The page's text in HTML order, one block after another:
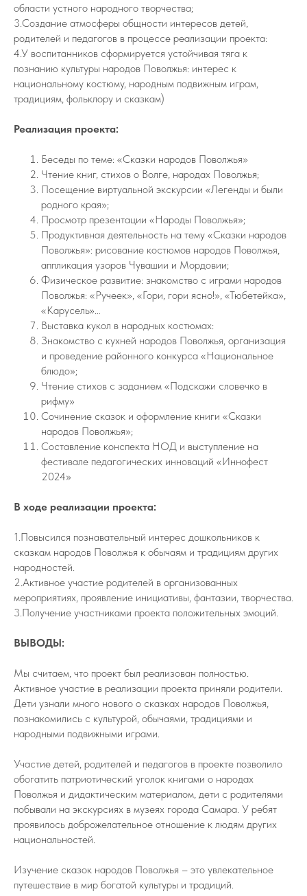
области устного народного творчества;
3.Создание атмосферы общности интересов детей,
родителей и педагогов в процессе реализации проекта:
4.У воспитанников сформируется устойчивая тяга к
познанию культуры народов Поволжья: интерес к
национальному костюму, народным подвижным играм,
традициям, фольклору и сказкам)
Реализация проекта:
Беседы по теме: «Сказки народов Поволжья»
Чтение книг, стихов о Волге, народах Поволжья;
Посещение виртуальной экскурсии «Легенды и были
родного края»;
Просмотр презентации «Народы Поволжья»;
Продуктивная деятельность на тему «Сказки народов
Поволжья»: рисование костюмов народов Поволжья,
аппликация узоров Чувашии и Мордовии;
Физическое развитие: знакомство с играми народов
Поволжья: «Ручеек», «Гори, гори ясно!», «Тюбетейка»,
«Карусель»…
Выставка кукол в народных костюмах:
Знакомство с кухней народов Поволжья, организация
и проведение районного конкурса «Национальное
блюдо»;
Чтение стихов с заданием «Подскажи словечко в
рифму»
Сочинение сказок и оформление книги «Сказки
народов Поволжья»;
Составление конспекта НОД и выступление на
фестивале педагогических инноваций «Иннофест
2024»
В ходе реализации проекта:
1.Повысился познавательный интерес дошкольников к
сказкам народов Поволжья к обычаям и традициям других
народностей.
2.Активное участие родителей в организованных
мероприятиях, проявление инициативы, фантазии, творчества.
3.Получение участниками проекта положительных эмоций.
ВЫВОДЫ:
Мы считаем, что проект был реализован полностью.
Активное участие в реализации проекта приняли родители.
Дети узнали много нового о сказках народов Поволжья,
познакомились с культурой, обычаями, традициями и
народными подвижными играми.
Участие детей, родителей и педагогов в проекте позволило
обогатить патриотический уголок книгами о народах
Поволжья и дидактическим материалом, дети с родителями
побывали на экскурсиях в музеях города Самара. У ребят
проявилось доброжелательное отношение к людям других
национальностей.
Изучение сказок народов Поволжья – это увлекательное
путешествие в мир богатой культуры и традиций.